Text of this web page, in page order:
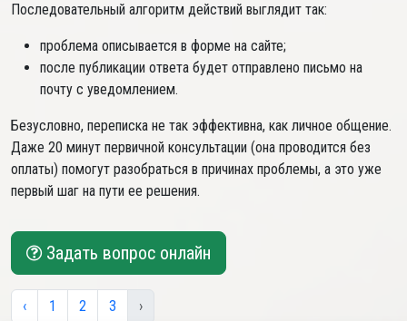
Последовательный алгоритм действий выглядит так:
проблема описывается в форме на сайте;
после публикации ответа будет отправлено письмо на
почту с уведомлением.
Безусловно, переписка не так эффективна, как личное общение.
Даже 20 минут первичной консультации (она проводится без
оплаты) помогут разобраться в причинах проблемы, а это уже
первый шаг на пути ее решения.
Задать вопрос онлайн
‹ 1 2 3 ›